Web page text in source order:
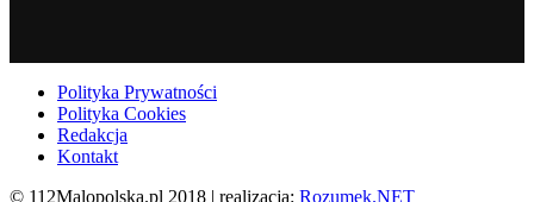
Polityka Prywatności
Polityka Cookies
Redakcja
Kontakt
© 112Malopolska.pl 2018 | realizacja: Rozumek.NET